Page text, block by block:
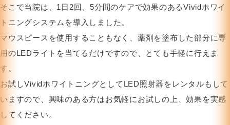
そこで当院は、1日2回、5分間のケアで効果のあるVividホワイ
トニングシステムを導入しました。
マウスピースを使用することもなく、薬剤を塗布した部分に専
用のLEDライトを当てるだけですので、とても手軽に行えま
す。
お試しVividホワイトニングとしてLED照射器をレンタルもして
いますので、興味のある方はお気軽にお試しの上、効果を実感
してください。